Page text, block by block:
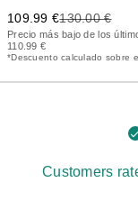
Precio de oferta
109.99 €Precio anterior
130.00 €
Precio más bajo de los
110.99 €
*Descuento calculado sobre
Customers